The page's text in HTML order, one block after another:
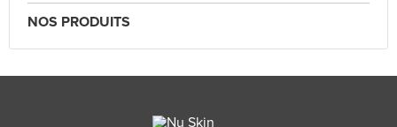
NOS PRODUITS